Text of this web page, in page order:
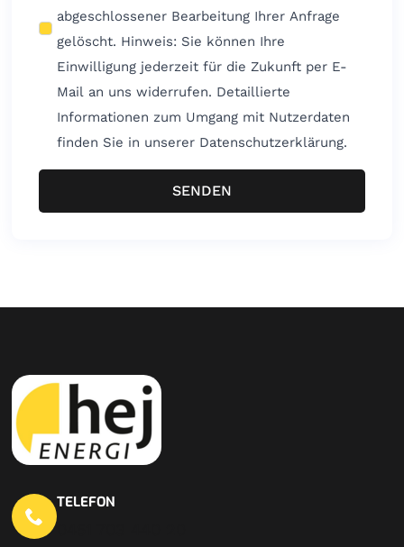
abgeschlossener Bearbeitung Ihrer Anfrage
gelöscht. Hinweis: Sie können Ihre
Einwilligung jederzeit für die Zukunft per E-
Mail an uns widerrufen. Detaillierte
Informationen zum Umgang mit Nutzerdaten
finden Sie in unserer Datenschutzerklärung.
SENDEN
TELEFON